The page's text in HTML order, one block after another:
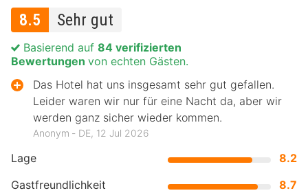
8.5 Sehr gut
Lage
8.2
Gastfreundlichkeit
8.7
Basierend auf 84 verifizierten
Bewertungen von echten Gästen.
Das Hotel hat uns insgesamt sehr gut gefallen.
Leider waren wir nur für eine Nacht da, aber wir
werden ganz sicher wieder kommen.
Anonym ‐ DE, 12 Jul 2026